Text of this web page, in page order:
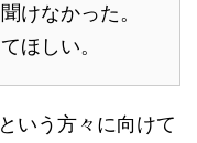
けなかった。
ほしい。
いう方々に向けて